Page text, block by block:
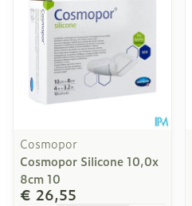
Cosmopor
Cosmopor Silicone 10,0x
8cm 10
€ 26,55